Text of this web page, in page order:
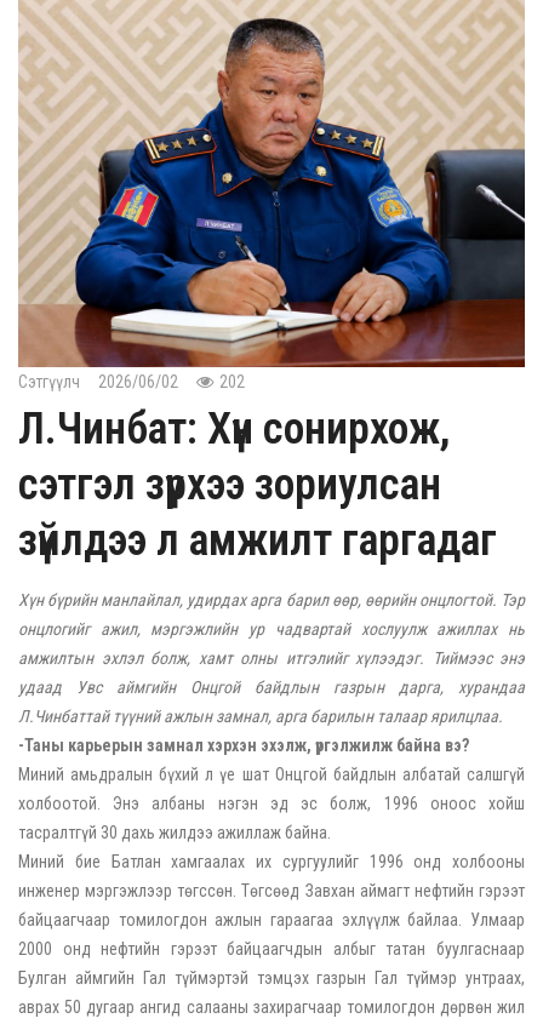
Сэтгүүлч 2026/06/02 202
Л.Чинбат: Хүн сонирхож,
сэтгэл зүрхээ зориулсан
зүйлдээ л амжилт гаргадаг
Хүн бүрийн манлайлал, удирдах арга барил өөр, өөрийн онцлогтой. Тэр
онцлогийг ажил, мэргэжлийн ур чадвартай хослуулж ажиллах нь
амжилтын эхлэл болж, хамт олны итгэлийг хүлээдэг. Тиймээс энэ
удаад Увс аймгийн Онцгой байдлын газрын дарга, хурандаа
Л.Чинбаттай түүний ажлын замнал, арга барилын талаар ярилцлаа.
-Таны карьерын замнал хэрхэн эхэлж, үргэлжилж байна вэ?
Миний амьдралын бүхий л үе шат Онцгой байдлын албатай салшгүй
холбоотой. Энэ албаны нэгэн эд эс болж, 1996 оноос хойш
тасралтгүй 30 дахь жилдээ ажиллаж байна.
Миний бие Батлан хамгаалах их сургуулийг 1996 онд холбооны
инженер мэргэжлээр төгссөн. Төгсөөд Завхан аймагт нефтийн гэрээт
байцаагчаар томилогдон ажлын гараагаа эхлүүлж байлаа. Улмаар
2000 онд нефтийн гэрээт байцаагчдын албыг татан буулгаснаар
Булган аймгийн Гал түймэртэй тэмцэх газрын Гал түймэр унтраах,
аврах 50 дугаар ангид салааны захирагчаар томилогдон дөрвөн жил